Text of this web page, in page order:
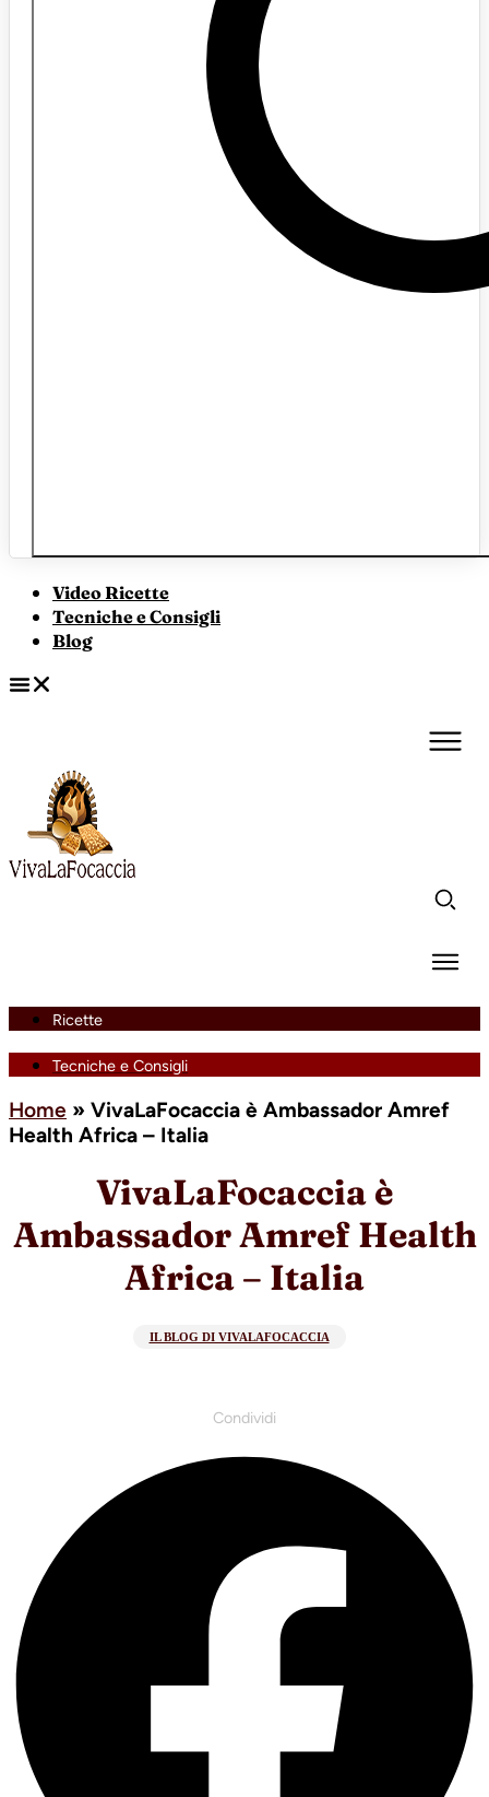
Video Ricette
Tecniche e Consigli
Blog
Ricette
Tecniche e Consigli
Home » VivaLaFocaccia è Ambassador Amref
Health Africa – Italia
VivaLaFocaccia è
Ambassador Amref Health
Africa – Italia
IL BLOG DI VIVALAFOCACCIA
Condividi